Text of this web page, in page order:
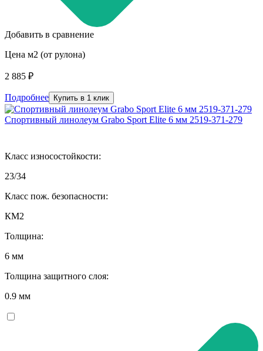
Добавить в сравнение
Цена м2 (от рулона)
2 885 ₽
Подробнее Купить в 1 клик
Спортивный линолеум Grabo Sport Elite 6 мм 2519-371-279
Класс износостойкости:
23/34
Класс пож. безопасности:
КМ2
Толщина:
6 мм
Толщина защитного слоя:
0.9 мм